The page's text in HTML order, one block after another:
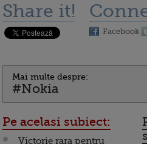
Share it!
Facebook
Mai multe despre:
#Nokia
Pe acelasi subiect:
Victorie rara pentru